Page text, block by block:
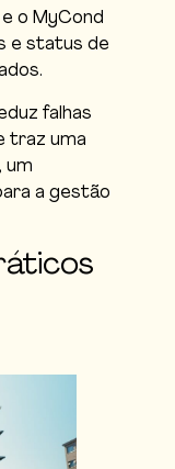
o MyCond
e status de
falhas
traz uma
um
a gestão